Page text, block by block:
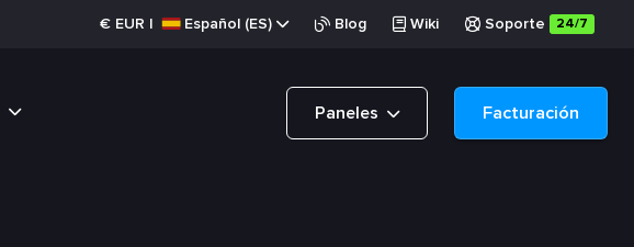
€ EUR | Español (ES) Blog Wiki Soporte 24/7
Paneles Facturación